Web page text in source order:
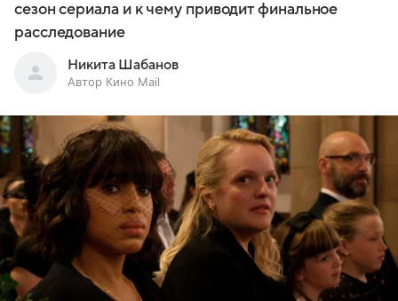
сезон сериала и к чему приводит финальное
расследование
Никита Шабанов
Автор Кино Mail